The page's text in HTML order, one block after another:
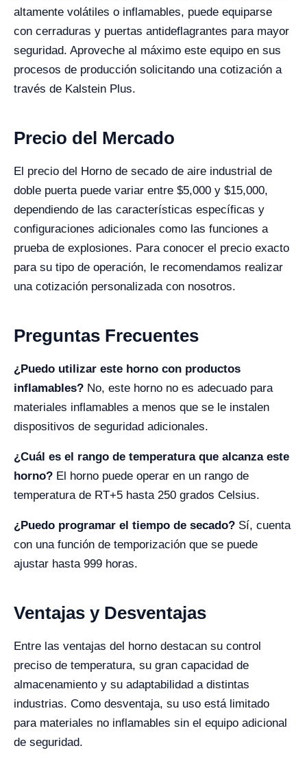
altamente volátiles o inflamables, puede equiparse
con cerraduras y puertas antideflagrantes para mayor
seguridad. Aproveche al máximo este equipo en sus
procesos de producción solicitando una cotización a
través de Kalstein Plus.
Precio del Mercado
El precio del Horno de secado de aire industrial de
doble puerta puede variar entre $5,000 y $15,000,
dependiendo de las características específicas y
configuraciones adicionales como las funciones a
prueba de explosiones. Para conocer el precio exacto
para su tipo de operación, le recomendamos realizar
una cotización personalizada con nosotros.
Preguntas Frecuentes
¿Puedo utilizar este horno con productos
inflamables? No, este horno no es adecuado para
materiales inflamables a menos que se le instalen
dispositivos de seguridad adicionales.
¿Cuál es el rango de temperatura que alcanza este
horno? El horno puede operar en un rango de
temperatura de RT+5 hasta 250 grados Celsius.
¿Puedo programar el tiempo de secado? Sí, cuenta
con una función de temporización que se puede
ajustar hasta 999 horas.
Ventajas y Desventajas
Entre las ventajas del horno destacan su control
preciso de temperatura, su gran capacidad de
almacenamiento y su adaptabilidad a distintas
industrias. Como desventaja, su uso está limitado
para materiales no inflamables sin el equipo adicional
de seguridad.